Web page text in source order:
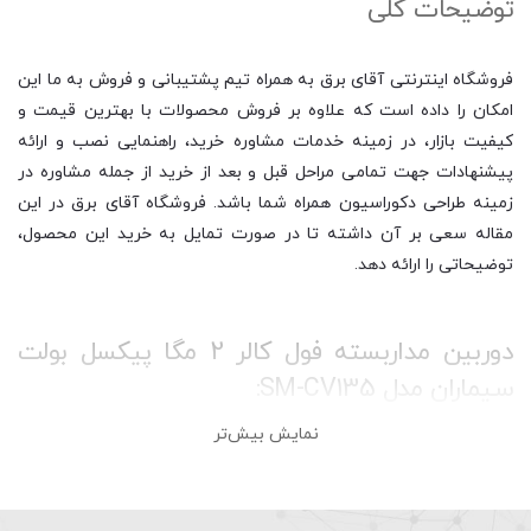
توضیحات کلی
فروشگاه اینترنتی آقای برق به همراه تیم پشتیبانی و فروش به ما این
امکان را داده است که علاوه بر فروش محصولات با بهترین قیمت و
کیفیت بازار، در زمینه خدمات مشاوره خرید، راهنمایی نصب و ارائه
پیشنهادات جهت تمامی مراحل قبل و بعد از خرید از جمله مشاوره در
زمینه طراحی دکوراسیون همراه شما باشد. فروشگاه آقای برق در این
مقاله سعی بر آن داشته تا در صورت تمایل به خرید این محصول،
توضیحاتی را ارائه دهد.
دوربین مداربسته فول کالر 2 مگا پیکسل بولت
سیماران مدل SM-CV135:
نمایش بیش‌تر